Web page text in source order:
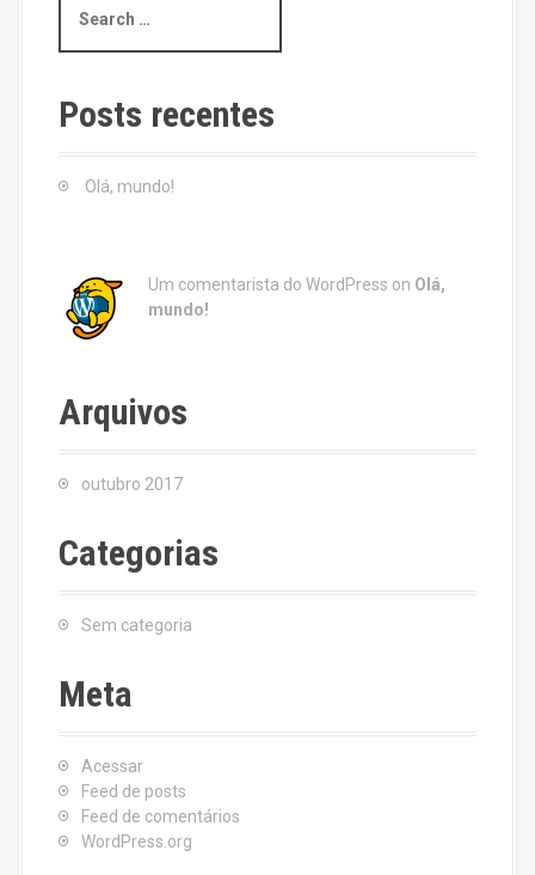
a
c
h
Posts recentes
Olá, mundo!
Um comentarista do WordPress on Olá,
mundo!
Arquivos
outubro 2017
Categorias
Sem categoria
Meta
Acessar
Feed de posts
Feed de comentários
WordPress.org